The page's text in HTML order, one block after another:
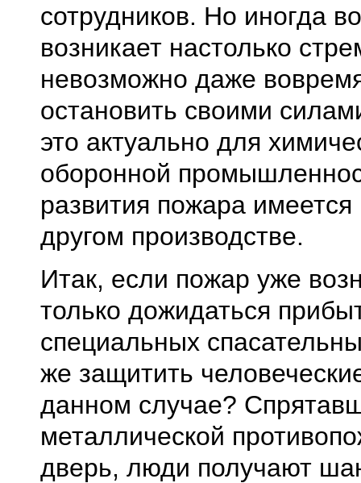
сотрудников. Но иногда
возникает настолько
невозможно даже
остановить своими
это актуально для
оборонной
развития пожара
другом производстве.
Итак, если пожар уже
только дожидаться
специальных
же защитить
данном случае?
металлической
дверь, люди получают